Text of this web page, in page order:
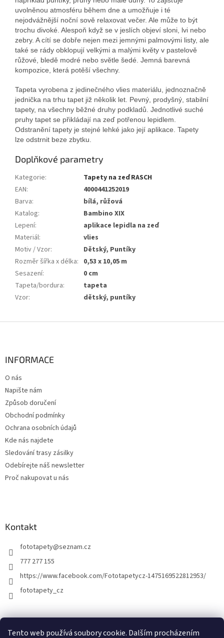
Tento web používá soubory cookie. Dalším procházením
uvolněnou atmosféru během dne a umožňuje i té
nejodvážnější noční sově relaxovat večer. Ale může to být
trochu divoké. Alespoň když se v jeslích objeví sloni, lvi nebo
zebry. A cítí se dobře nejen mezi jemnými palmovými listy, ale
také se rády obklopují velkými a malými květy v pastelově
růžové, bledě modré nebo světle šedé. Jemná barevná
kompozice, která potěší všechny.
Tapeta vyrobena z jedinečného vlies materiálu, jednoznačně
jednička na trhu tapet již několik let. Pevný, prodyšný, stabilní
tapety, na všechny běžné druhy podkladů. Jednotlivé suché
pruhy tapet se přikládají na zeď potřenou lepidlem.
Odstranění tapety je stejné lehké jako její aplikace. Tapety
lze odstrnit beze zbytku.
Doplňkové parametry
Kategorie:
Tapety na zeď RASCH
EAN:
4000441252019
Barva:
bílá, růžová
Katalog:
Bambino XIX
Lepení:
aplikace lepidla na zeď
Materiál:
vlies
Motiv / Vzor:
Dětský, Puntíky
Rozměr šířka x délka: 0,53 x 10,05 m
Sesazení:
0 cm
Tapeta/bordura:
tapeta
Vzor: dětský, puntíky
INFORMACE
O nás
Napište nám
Způsob doručení
Obchodní podmínky
Ochrana osobních údajů
Kde nás najdete
Sledování trasy zásilky
Odebírejte náš newsletter
Proč nakupovat u nás
Kontakt
fototapety@seznam.cz
777 277 155
https://www.facebook.com/Fototapetycz-1475169522812953/
fototapety_cz